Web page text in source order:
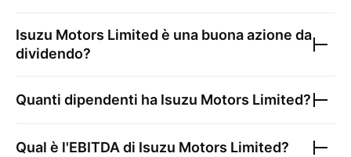
Isuzu Motors Limited è una buona azione da
dividendo?
Quanti dipendenti ha Isuzu Motors Limited?
Qual è l'EBITDA di Isuzu Motors Limited?